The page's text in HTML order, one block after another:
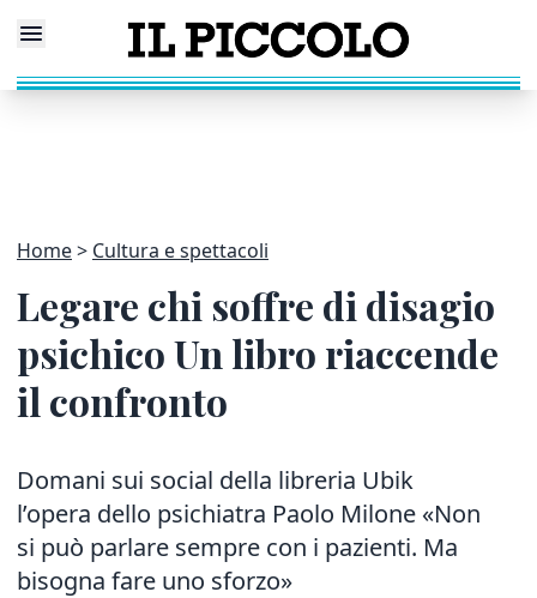
Home Cultura e spettacoli
Legare chi soffre di disagio
psichico Un libro riaccende
il confronto
Domani sui social della libreria Ubik
l’opera dello psichiatra Paolo Milone «Non
si può parlare sempre con i pazienti. Ma
bisogna fare uno sforzo»